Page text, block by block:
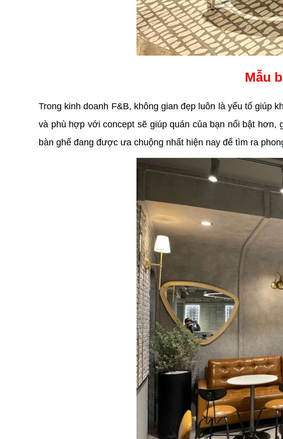
Mẫu
Trong kinh doanh F&B, không gian đẹp luôn là yếu tố giúp
và phù hợp với concept sẽ giúp quán của bạn nổi bật hơn,
bàn ghế đang được ưa chuộng nhất hiện nay để tìm ra